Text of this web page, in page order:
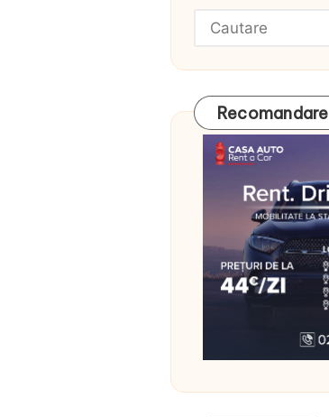
Recomandare